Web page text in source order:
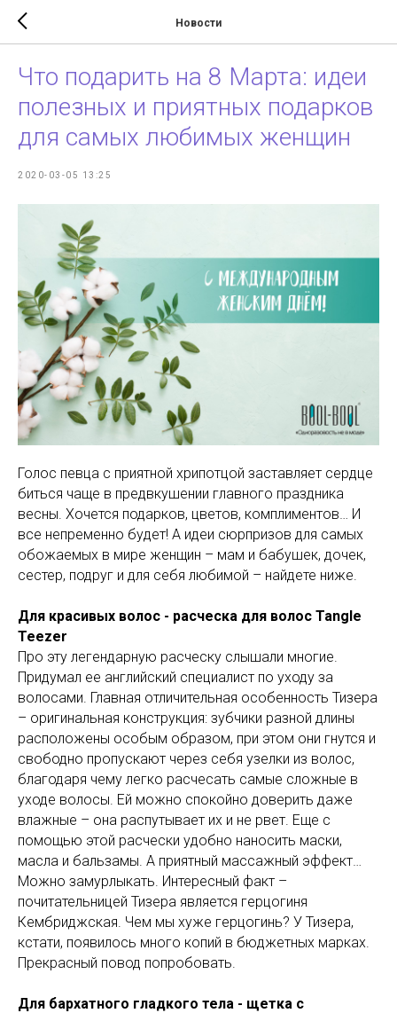
Новости
Что подарить на 8 Марта: идеи
полезных и приятных подарков
для самых любимых женщин
2020-03-05 13:25
Голос певца с приятной хрипотцой заставляет сердце
биться чаще в предвкушении главного праздника
весны. Хочется подарков, цветов, комплиментов… И
все непременно будет! А идеи сюрпризов для самых
обожаемых в мире женщин – мам и бабушек, дочек,
сестер, подруг и для себя любимой – найдете ниже.
Для красивых волос - расческа для волос Tangle
Teezer
Про эту легендарную расческу слышали многие.
Придумал ее английский специалист по уходу за
волосами. Главная отличительная особенность Тизера
– оригинальная конструкция: зубчики разной длины
расположены особым образом, при этом они гнутся и
свободно пропускают через себя узелки из волос,
благодаря чему легко расчесать самые сложные в
уходе волосы. Ей можно спокойно доверить даже
влажные – она распутывает их и не рвет. Еще с
помощью этой расчески удобно наносить маски,
масла и бальзамы. А приятный массажный эффект…
Можно замурлыкать. Интересный факт –
почитательницей Тизера является герцогиня
Кембриджская. Чем мы хуже герцогинь? У Тизера,
кстати, появилось много копий в бюджетных марках.
Прекрасный повод попробовать.
Для бархатного гладкого тела - щетка с